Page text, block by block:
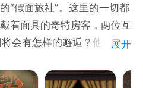
隐藏的物品。你的记忆碎片
题的关键。最终，是成为记
主？由你决定！
“假面旅社”。这里的一切都
着面具的奇特房客，两位互
会有怎样的邂逅？他们身
旅社，从现在开始，七日为
展开